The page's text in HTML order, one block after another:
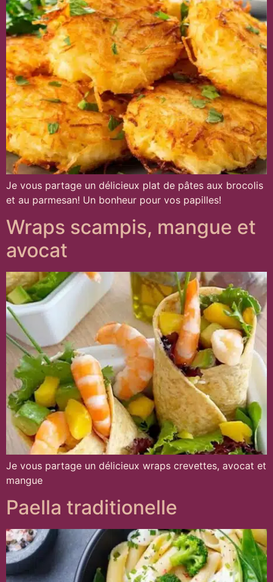
Je vous partage un délicieux plat de pâtes aux brocolis
et au parmesan! Un bonheur pour vos papilles!
Wraps scampis, mangue et
avocat
Je vous partage un délicieux wraps crevettes, avocat et
mangue
Paella traditionelle